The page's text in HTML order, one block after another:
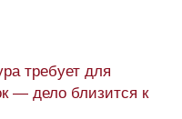
требует для
— дело близится к